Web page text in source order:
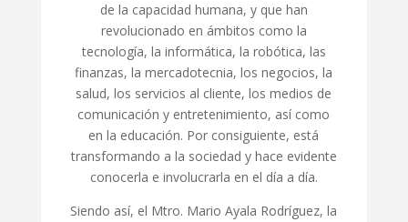
de la capacidad humana, y que han
revolucionado en ámbitos como la
tecnología, la informática, la robótica, las
finanzas, la mercadotecnia, los negocios, la
salud, los servicios al cliente, los medios de
comunicación y entretenimiento, así como
en la educación. Por consiguiente, está
transformando a la sociedad y hace evidente
conocerla e involucrarla en el día a día.
Siendo así, el Mtro. Mario Ayala Rodríguez, la